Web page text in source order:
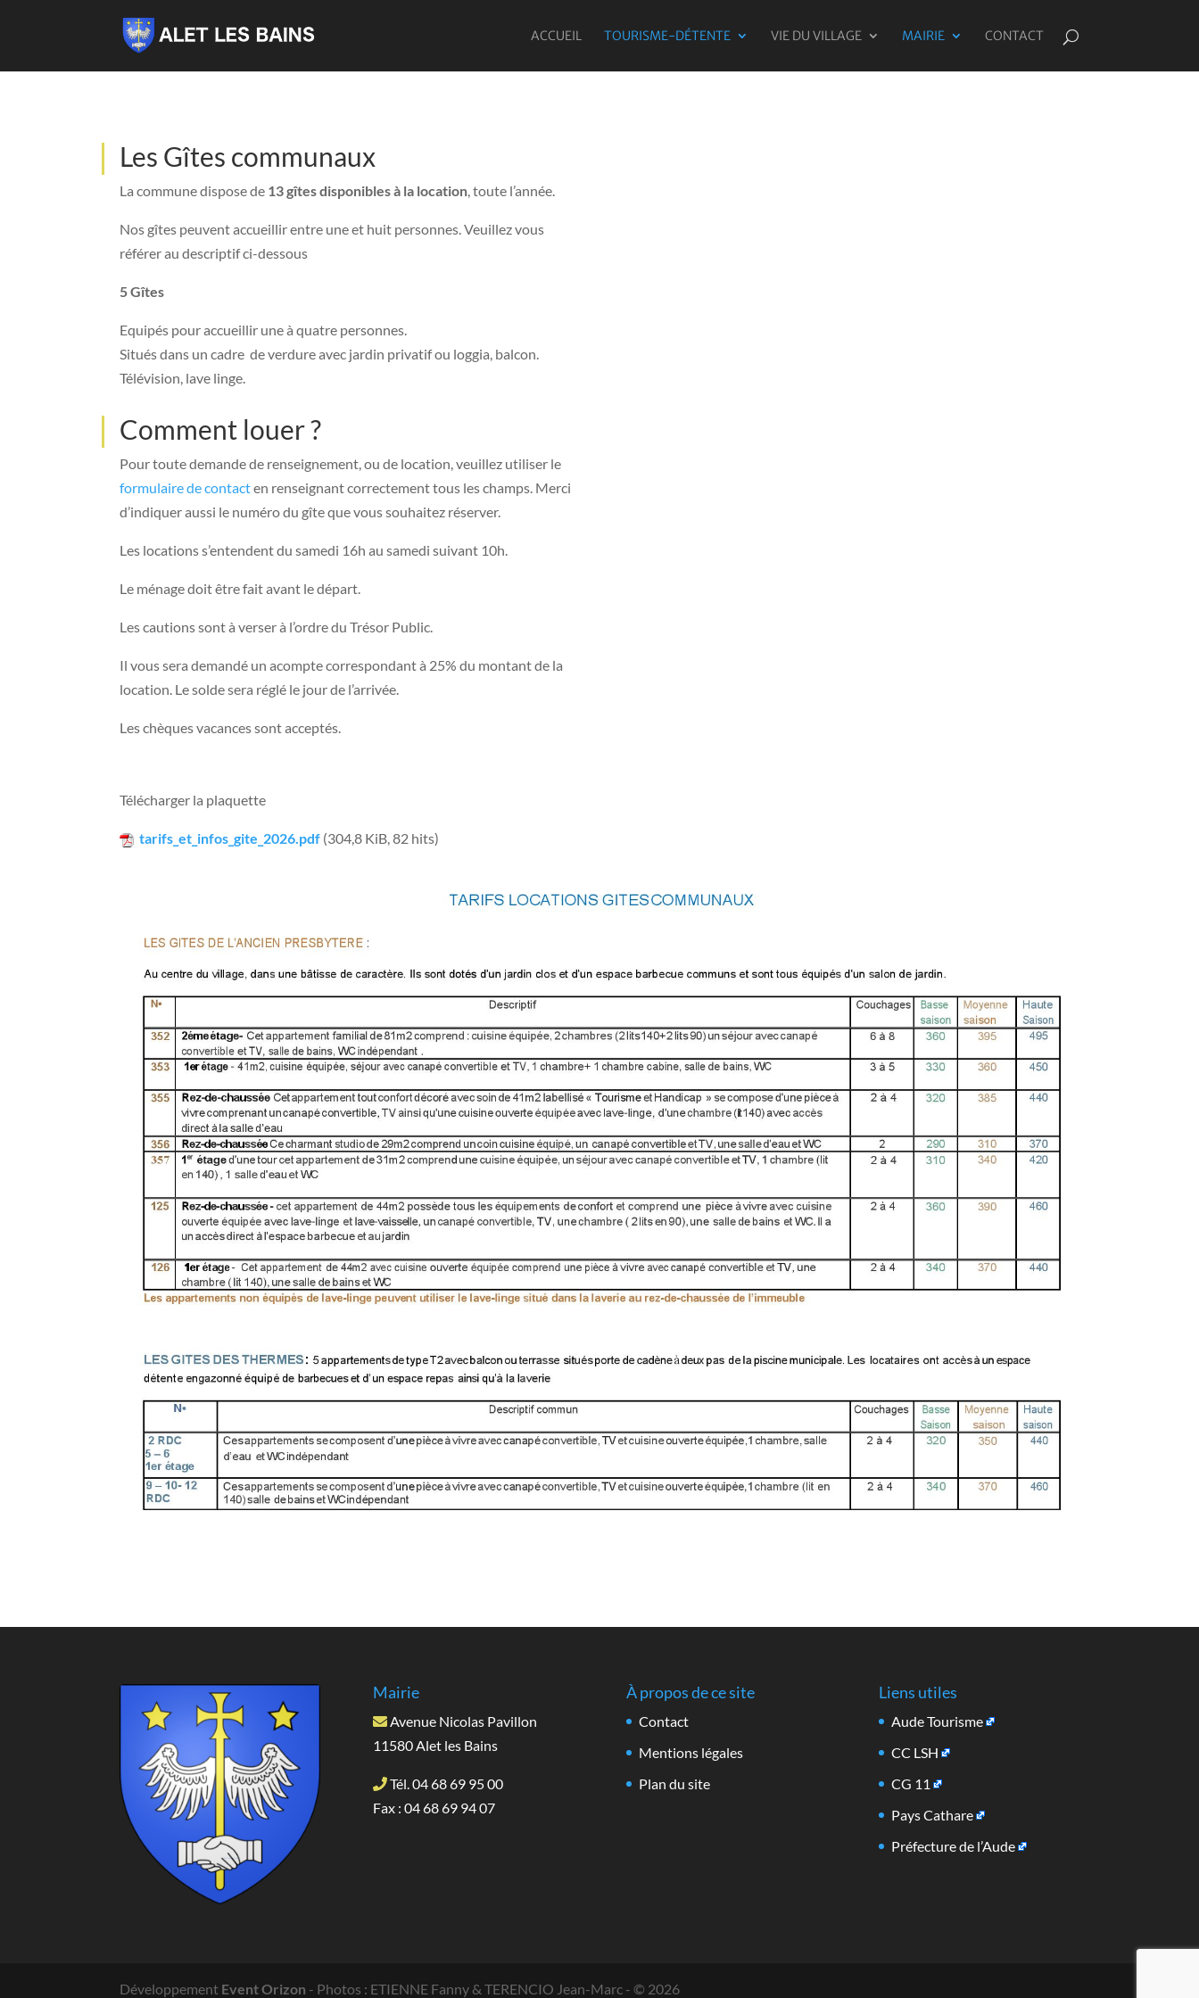
ACCUEIL TOURISME-DÉTENTE VIE DU VILLAGE MAIRIE CONTACT
Les Gîtes communaux
La commune dispose de 13 gîtes disponibles à la location , toute l’année.
Nos gîtes peuvent accueillir entre une et huit personnes. Veuillez vous
référer au descriptif ci-dessous
5 Gîtes
Equipés pour accueillir une à quatre personnes.
Situés dans un cadre de verdure avec jardin privatif ou loggia, balcon.
Télévision, lave linge.
Comment louer ?
Pour toute demande de renseignement, ou de location, veuillez utiliser le
formulaire de contacten renseignant correctement tous les champs. Merci
d’indiquer aussi le numéro du gîte que vous souhaitez réserver.
Les locations s’entendent du samedi 16h au samedi suivant 10h.
Le ménage doit être fait avant le départ.
Les cautions sont à verser à l’ordre du Trésor Public.
Il vous sera demandé un acompte correspondant à 25% du montant de la
location. Le solde sera réglé le jour de l’arrivée.
Les chèques vacances sont acceptés.
Télécharger la plaquette
tarifs_et_infos_gite_2026.pdf (304,8 KiB, 82 hits)
Mairie
Avenue Nicolas Pavillon
11580 Alet les Bains
Tél. 04 68 69 95 00
Fax : 04 68 69 94 07
À propos de ce site
Contact
Mentions légales
Plan du site
Liens utiles
Aude Tourisme
CC LSH
CG 11
Pays Cathare
Préfecture de l’Aude
Développement Event Orizon - Photos : ETIENNE Fanny & TERENCIO Jean-Marc -© 2026